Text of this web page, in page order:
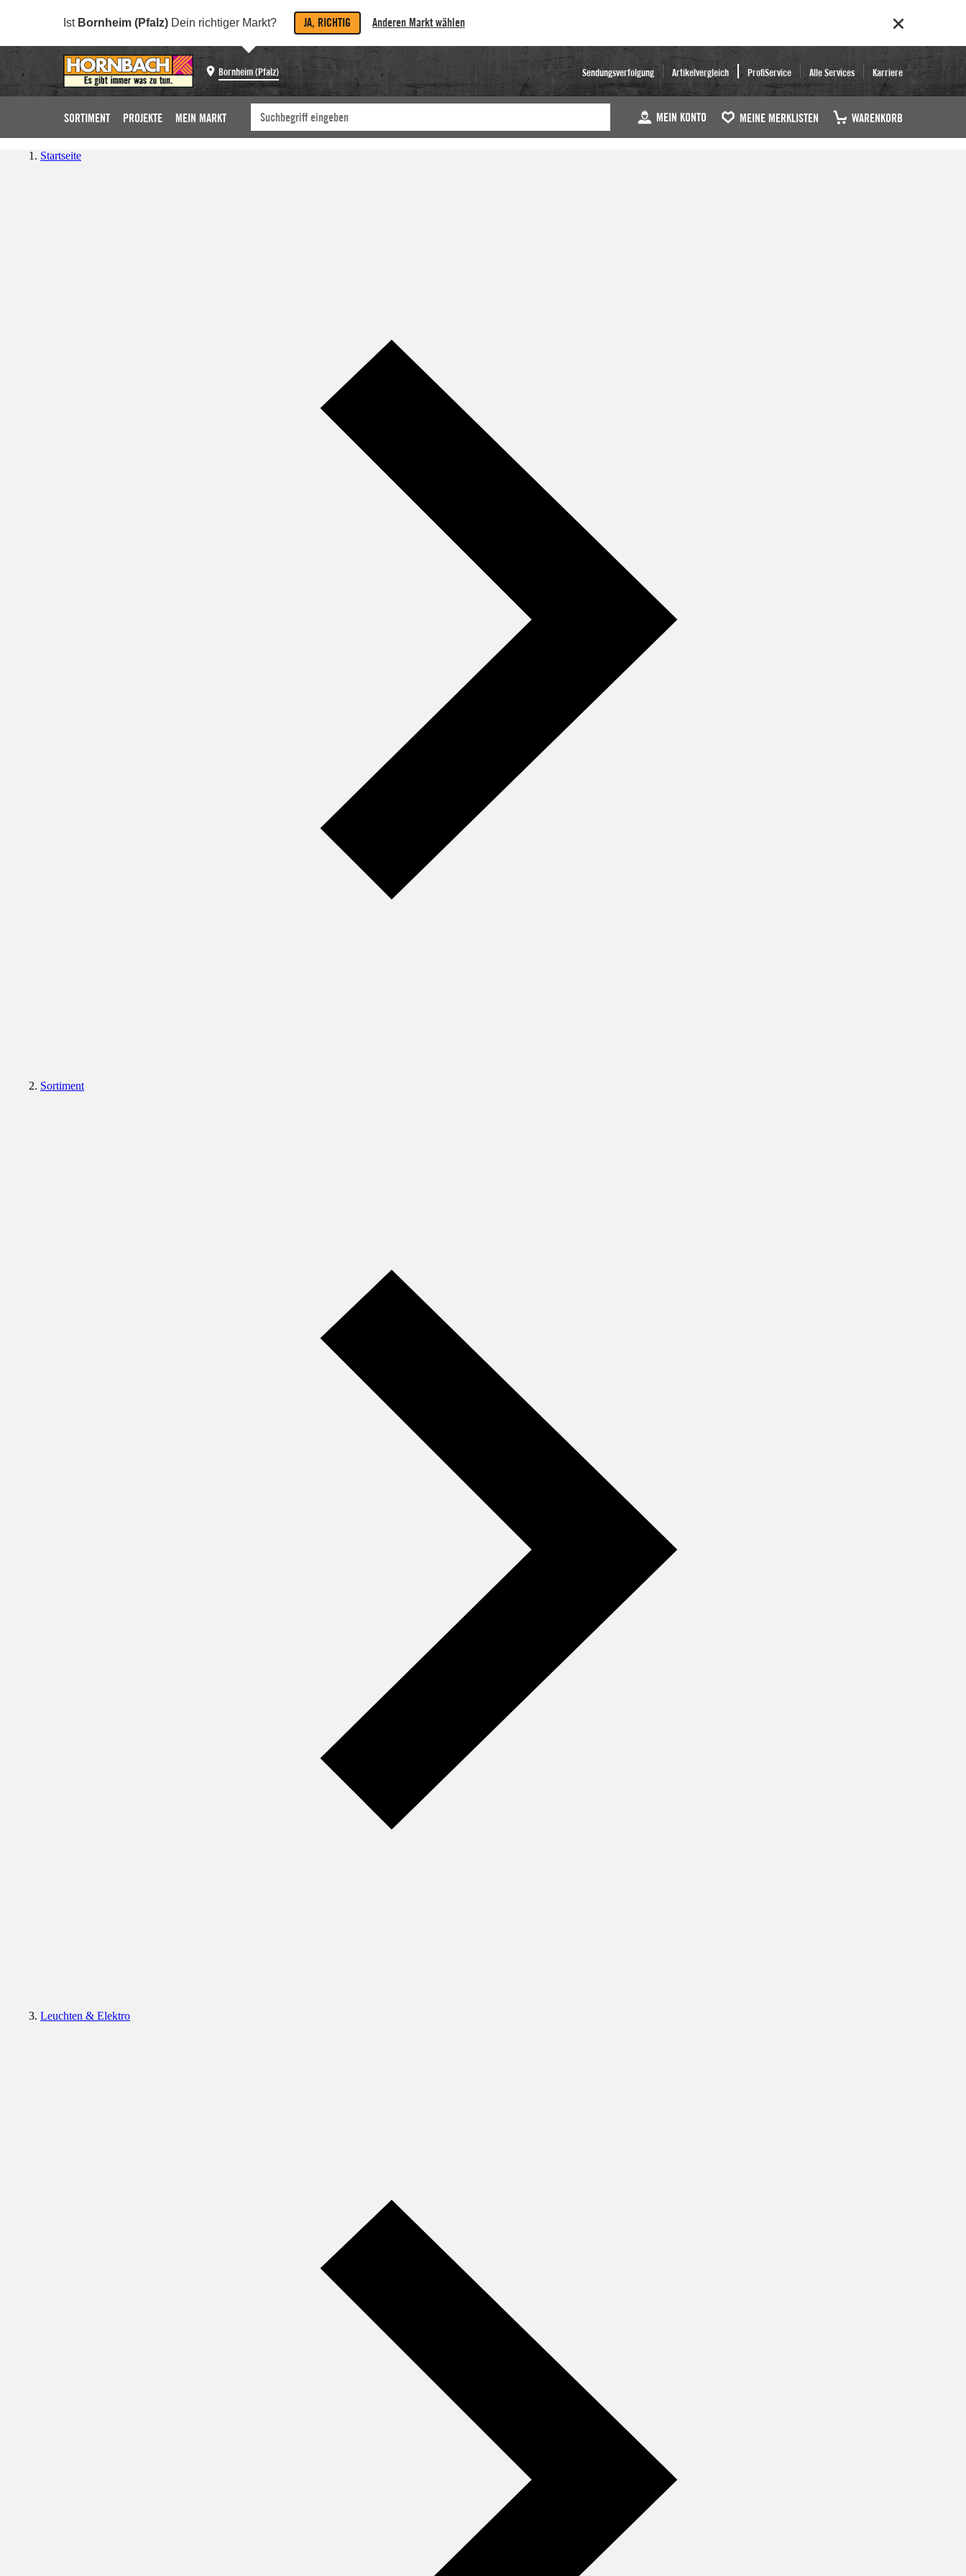
Ist Bornheim (Pfalz) Dein richtiger Markt? JA, RICHTIG Anderen Markt wählen
Bornheim (Pfalz) Sendungsverfolgung Artikelvergleich ProfiService Alle Services Karriere
SORTIMENT PROJEKTE MEIN MARKT MEIN KONTO MEINE MERKLISTEN WARENKORB
Startseite
Sortiment
Leuchten & Elektro